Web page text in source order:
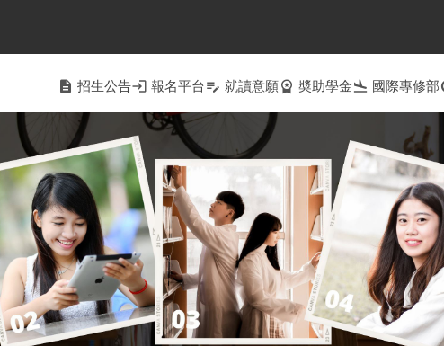
description 招生公告login 報名平台edit_note 就讀意願workspace_premium 奬助學金flight_land 國際專修部